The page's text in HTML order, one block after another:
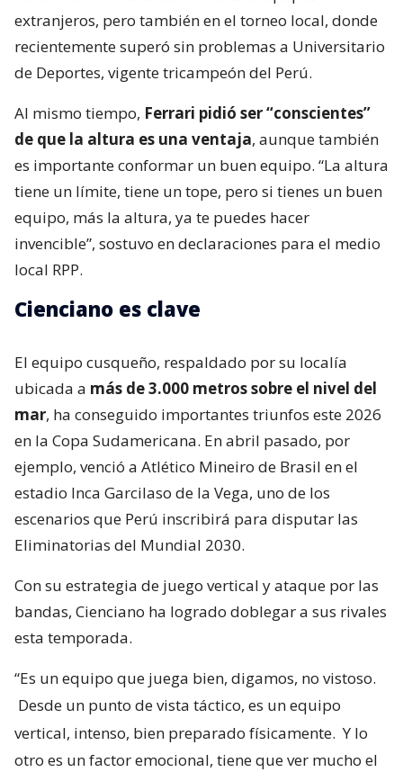
extranjeros, pero también en el torneo local, donde
recientemente superó sin problemas a Universitario
de Deportes, vigente tricampeón del Perú.
Al mismo tiempo, Ferrari pidió ser “conscientes”
de que la altura es una ventaja, aunque también
es importante conformar un buen equipo. “La altura
tiene un límite, tiene un tope, pero si tienes un buen
equipo, más la altura, ya te puedes hacer
invencible”, sostuvo en declaraciones para el medio
local RPP.
Cienciano es clave
El equipo cusqueño, respaldado por su localía
ubicada a más de 3.000 metros sobre el nivel del
mar, ha conseguido importantes triunfos este 2026
en la Copa Sudamericana. En abril pasado, por
ejemplo, venció a Atlético Mineiro de Brasil en el
estadio Inca Garcilaso de la Vega, uno de los
escenarios que Perú inscribirá para disputar las
Eliminatorias del Mundial 2030.
Con su estrategia de juego vertical y ataque por las
bandas, Cienciano ha logrado doblegar a sus rivales
esta temporada.
“Es un equipo que juega bien, digamos, no vistoso.
Desde un punto de vista táctico, es un equipo
vertical, intenso, bien preparado físicamente. Y lo
otro es un factor emocional, tiene que ver mucho el